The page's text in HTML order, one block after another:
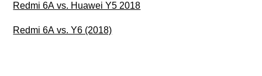
Redmi 6A vs. Huawei Y5 2018
Redmi 6A vs. Y6 (2018)